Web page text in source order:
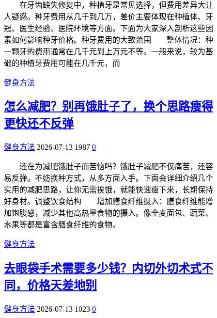
在牙齿缺失修复中，种植牙是常见选择，但费用差异大让
人疑惑。种牙费用从几千到几万，差价主要体现在种植体、牙
冠、医生经验、医院环境等方面。下面为大家深入剖析这些因
素如何影响种牙价格。种牙费用的大致范围 整体情况：种
一颗牙的费用通常在几千元到上万元不等。一般来说，较为基
础的种植牙费用可能在几千元，而
健身方法
怎么减肥？别再饿肚子了，换个思路瘦得
更快还不反弹
健身方法 2026-07-13 1987 0
还在为减肥饿肚子而苦恼吗？饿肚子减肥不仅痛苦，还容
易反弹。不妨换种方式，从多方面入手。下面会详细介绍几个
实用的减肥思路，让你无需挨饿，就能快速瘦下来，长期保持
好身材。调整饮食结构 增加膳食纤维摄入：膳食纤维能增
加饱腹感，减少其他高热量食物的摄入。像全麦面包、蔬菜、
水果等都是富含膳食纤维的食物。
健身方法
去眼袋手术需要多少钱？内切外切术式不
同，价格天差地别
健身方法 2026-07-13 1023 0